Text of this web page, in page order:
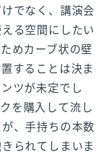
でなく、講演会
る空間にしたい
めカーブ状の壁
することは決ま
ツが未定でし
を購入して流し
、手持ちの本数
られてしまいま